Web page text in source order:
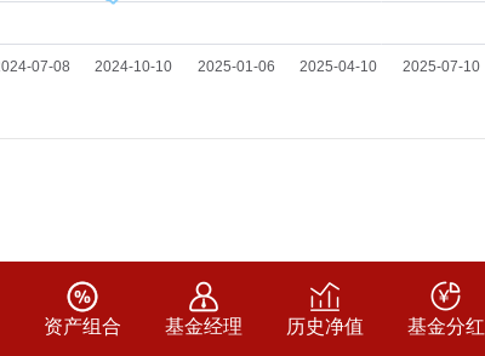
资产组合 基金经理 历史净值 基金分红